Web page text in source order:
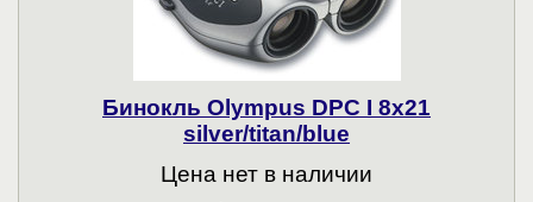
Бинокль Olympus DPC I 8x21
silver/titan/blue
Цена нет в наличии